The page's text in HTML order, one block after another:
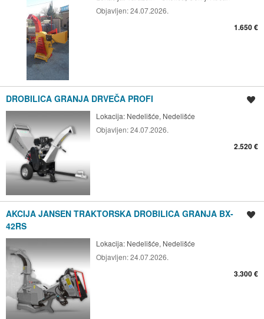
Objavljen:24.07.2026.
1.650 €
DROBILICA GRANJA DRVEČA PROFI
Lokacija: Nedelišće, Nedelišće
Objavljen:24.07.2026.
2.520 €
AKCIJA JANSEN TRAKTORSKA DROBILICA GRANJA BX-
42RS
Lokacija: Nedelišće, Nedelišće
Objavljen:24.07.2026.
3.300 €